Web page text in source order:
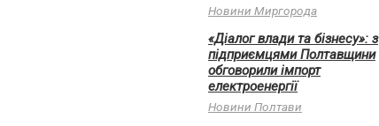
Новини Миргорода
«Діалог влади та бізнесу»: з
підприємцями Полтавщини
обговорили імпорт
електроенергії
Новини Полтави